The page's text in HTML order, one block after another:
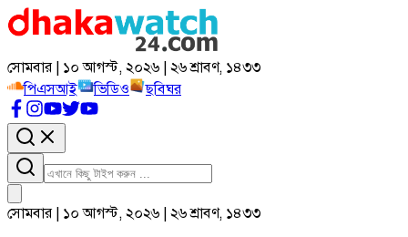
সোমবার | ১০ আগস্ট, ২০২৬ | ২৬ শ্রাবণ, ১৪৩৩
পিএসআই
ভিডিও ছবিঘর
সোমবার | ১০ আগস্ট, ২০২৬ | ২৬ শ্রাবণ, ১৪৩৩